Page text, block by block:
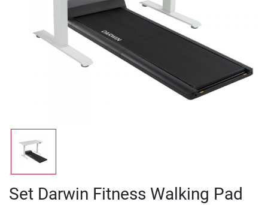
Set Darwin Fitness Walking Pad